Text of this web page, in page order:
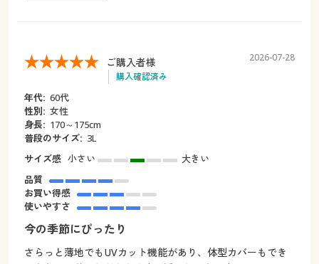
ご購入者様
購入確認済み
2026-07-28
年代: 60代
性別: 女性
身長: 170～175cm
普段のサイズ: 3L
サイズ感 小さい
大きい
品質
お買い得感
使いやすさ
今の季節にぴったり
さらっと薄地でもUVカット機能があり、体型カバーもでき